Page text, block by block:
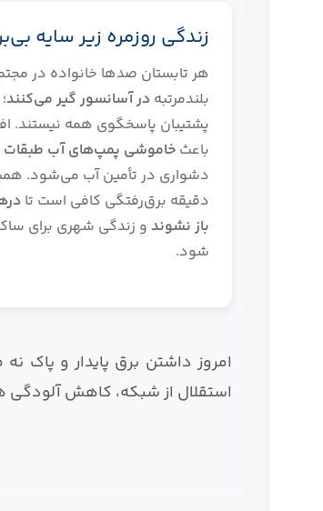
زندگی روزمره زیر سایه
هر تابستان صدها خانواده در
بلندمرتبه در آسانسور گیر می‌کنند
پشتیبان پاسخگوی همه نیستند.
باعث خاموشی پمپ‌های آب طبقات
دشواری در تأمین آب می‌شود.
دقیقه برق‌رفتگی کافی است تا
باز نشوند و زندگی شهری برای
شود.
امروز داشتن برق پایدار و پاک نه
استقلال از شبکه، کاهش آلودگی